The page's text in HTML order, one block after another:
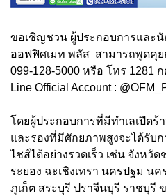
ขอเชิญชวน ผู้ประกอบการและ
ออฟฟิศเมท พลัส สามารถพูดคุ
099-128-5000 หรือ โทร 1281
Line Official Account :
โดยผู้ประกอบการที่มีทำเลเปิด
และรองที่มีศักยภาพสูงจะได้รับ
ไชส์ได้อย่างรวดเร็ว เช่น จังหวั
ระยอง ฉะเชิงเทรา นครปฐม น
ภูเก็ต สระบุรี ปราจีนบุรี ราชบุรี